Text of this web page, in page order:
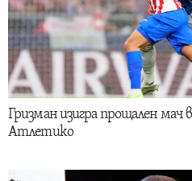
Гризман изигра прощален мач
Атлетико